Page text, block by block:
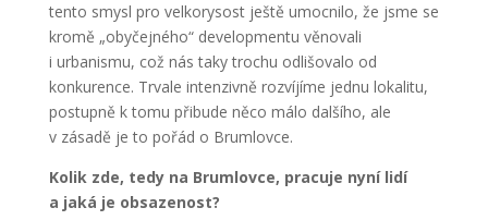
tento smysl pro velkorysost ještě umocnilo, že jsme se
kromě „obyčejného“ developmentu věnovali
i urbanismu, což nás taky trochu odlišovalo od
konkurence. Trvale intenzivně rozvíjíme jednu lokalitu,
postupně k tomu přibude něco málo dalšího, ale
v zásadě je to pořád o Brumlovce.
Kolik zde, tedy na Brumlovce, pracuje nyní lidí
a jaká je obsazenost?